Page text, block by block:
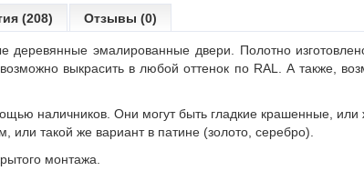
(208) Отзывы (0)
деревянные эмалированные двери. Полотно
выкрасить в любой оттенок по RAL. А также,
наличников. Они могут быть гладкие крашенные, или
или такой же вариант в патине (золото, серебро).
монтажа.